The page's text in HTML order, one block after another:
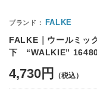
FALKE
FALKE｜ウールミッ
下 “WALKIE”
4,730円